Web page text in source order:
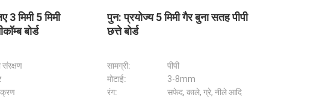
प्रयोज्य 5 मिमी गैर बुना सतह पीपी
बोर्ड
सफेद, काले, ग्रे, नीले आदि
पैलेट पैक बॉक्स THERMHEX
सामग्री:
मोटाई:
रंग:
सफेद, काले, ग्रे, नीले आदि